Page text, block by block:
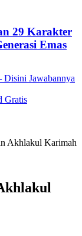
29 Karakter
Emas
Disini Jawabannya
Gratis
Akhlakul Karimah